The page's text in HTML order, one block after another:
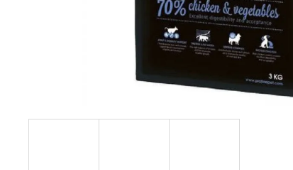
JOSERA MEAT BITES MINI BEEF 70G